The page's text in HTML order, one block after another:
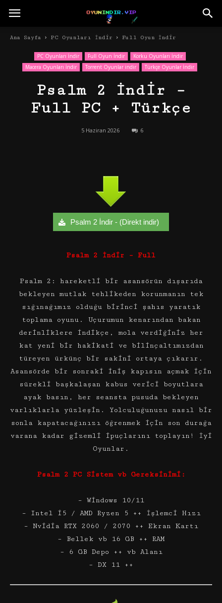
Ana Sayfa PC Oyunları İndir Full Oyun İndir
PC Oyunları İndir Full Oyun İndir
Korku Oyunları İndir
Macera Oyunları İndir
Torrent Oyunlar indir Türkçe Oyunlar İndir
Psalm 2 İndir –
Full PC + Türkçe
5 Haziran 2026 6
Psalm 2 İndir - (Direkt indir)
Psalm 2 İndir – Full
Psalm 2: hareketli bir asansörün dışarıda
bekleyen mutlak tehlikeden korunmanın tek
sığınağımız olduğu birinci şahıs yaratık
toplama oyunu. Uçurumun kenarından bakan
derinliklere indikçe, mola verdiğiniz her
kat yeni bir hakikati ve bilinçaltımızdan
türeyen ürkünç bir sakini ortaya çıkarır.
Asansörde bir sonraki iniş kapısın açmak için
sürekli başkalaşan kabus verici boyutlara
ayak basın, her seansta pusuda bekleyen
varlıklarla yüzleşin. Yolculuğunuzu nasıl bir
sonla kapatacağınızı öğrenmek için son durağa
varana kadar gizemli ipuçlarını toplayın! İyi
Oyunlar.
Psalm 2 PC Sistem vb Gereksinimi:
– Windows 10/11
– Intel i5 / AMD Ryzen 5 ++ İşlemci Hızı
– Nvidia RTX 2060 / 2070 ++ Ekran Kartı
– Bellek vb 16 GB ++ RAM
– 6 GB Depo ++ vb Alanı
– DX 11 ++